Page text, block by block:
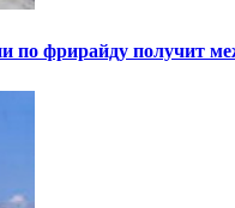
по фрирайду получит